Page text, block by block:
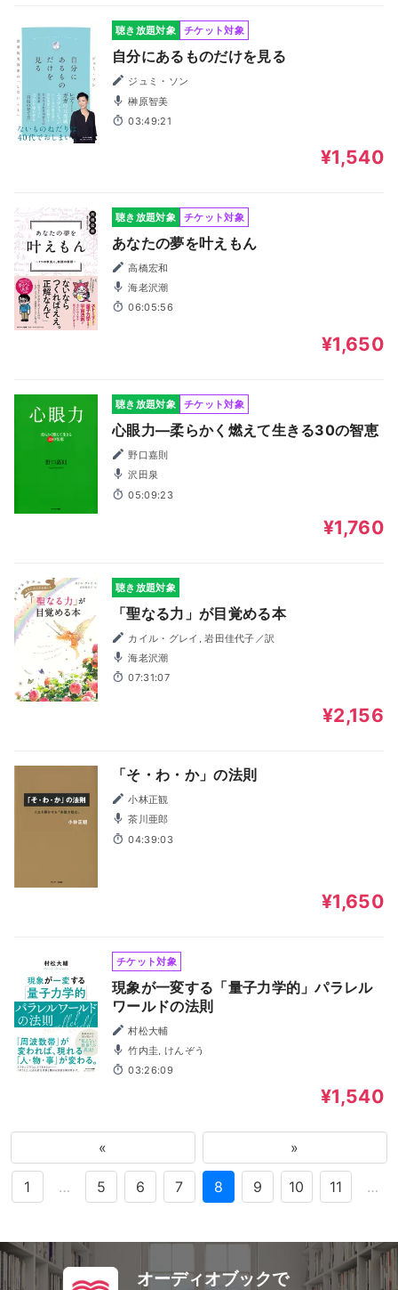
聴き放題対象 チケット対象
自分にあるものだけを見る
ジュミ・ソン
榊原智美
03:49:21
¥1,540
聴き放題対象 チケット対象
あなたの夢を叶えもん
高橋宏和
海老沢潮
06:05:56
¥1,650
聴き放題対象 チケット対象
心眼力―柔らかく燃えて生きる30の智恵
野口嘉則
沢田泉
05:09:23
¥1,760
聴き放題対象
「聖なる力」が目覚める本
カイル・グレイ, 岩田佳代子／訳
海老沢潮
07:31:07
¥2,156
「そ・わ・か」の法則
小林正観
茶川亜郎
04:39:03
¥1,650
チケット対象
現象が一変する「量子力学的」パラレル
ワールドの法則
村松大輔
竹内圭, けんぞう
03:26:09
¥1,540
« »
1 … 5 6 7 8 9 10 11 …
オーディオブックで